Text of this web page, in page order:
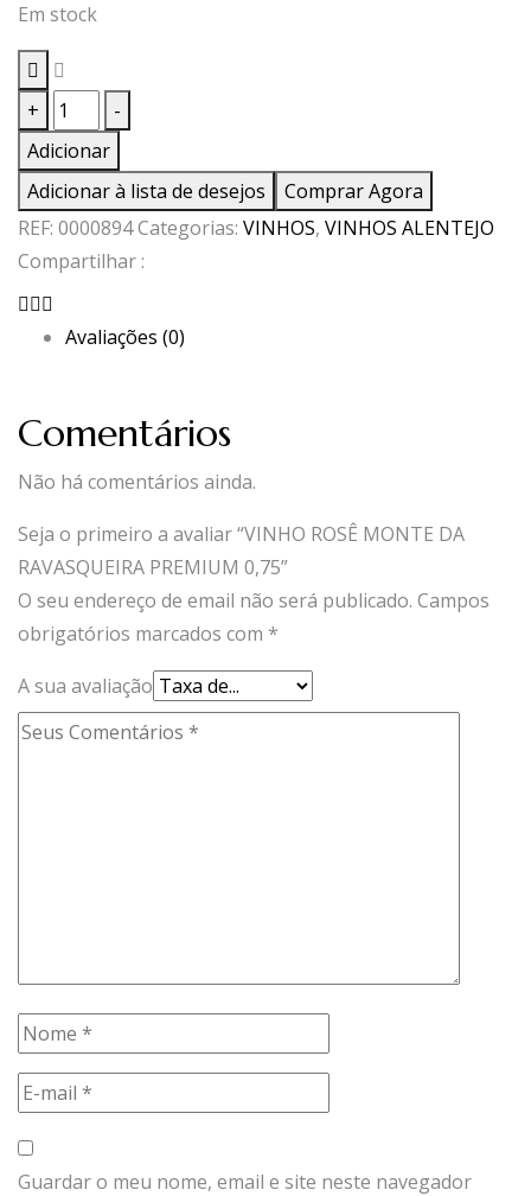
Em stock
+
Quantidade
de
VINHO
ROSÊ
MONTE
DA
PREMIUM
-
Adicionar
Adicionar à lista de desejos
Comprar Agora
REF: 0000894Categorias: VINHOS, VINHOS ALENTEJO
Compartilhar :
Avaliações (0)
Comentários
Não há comentários ainda.
Seja o primeiro a avaliar “VINHO ROSÊ MONTE DA
RAVASQUEIRA PREMIUM 0,75”
O seu endereço de email não será publicado. Campos
obrigatórios marcados com *
A sua avaliação
Guardar o meu nome, email e site neste navegador